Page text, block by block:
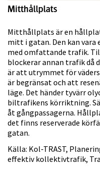
Mitthållplats
Mitthållplats är en
mitt i gatan. Den kan
med omfattande trafik.
blockerar annan trafik då
är att utrymmet för
är begränsat och att
läge. Det händer tyvärr
biltrafikens körriktning.
åt gångpassagerna.
det finns reserverade
gatan.
Källa: Kol-TRAST,
effektiv kollektivtrafik,